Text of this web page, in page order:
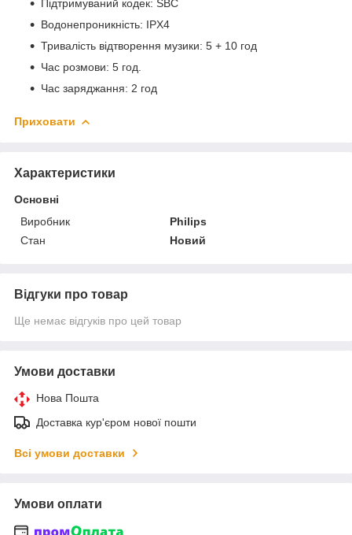
Підтримуваний кодек: SBC
Водонепроникність: IPX4
Тривалість відтворення музики: 5 + 10 год
Час розмови: 5 год.
Час заряджання: 2 год
Приховати
Характеристики
Основні
Виробник
Philips
Стан
Новий
Відгуки про товар
Ще немає відгуків про цей товар
Умови доставки
Нова Пошта
Доставка кур'єром нової пошти
Всі умови доставки
Умови оплати